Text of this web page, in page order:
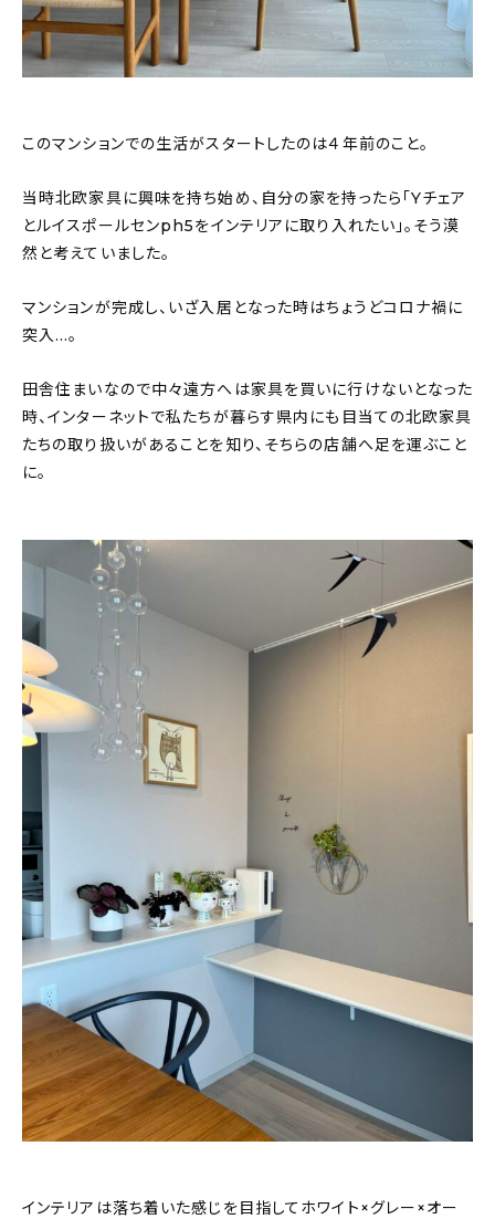
このマンションでの生活がスタートしたのは４年前のこと。
当時北欧家具に興味を持ち始め、自分の家を持ったら「Yチェア
とルイスポールセンph5をインテリアに取り入れたい」。そう漠
然と考えていました。
マンションが完成し、いざ入居となった時はちょうどコロナ禍に
突入…。
田舎住まいなので中々遠方へは家具を買いに行けないとなった
時、インターネットで私たちが暮らす県内にも目当ての北欧家具
たちの取り扱いがあることを知り、そちらの店舗へ足を運ぶこと
に。
インテリアは落ち着いた感じを目指してホワイト×グレー×オー